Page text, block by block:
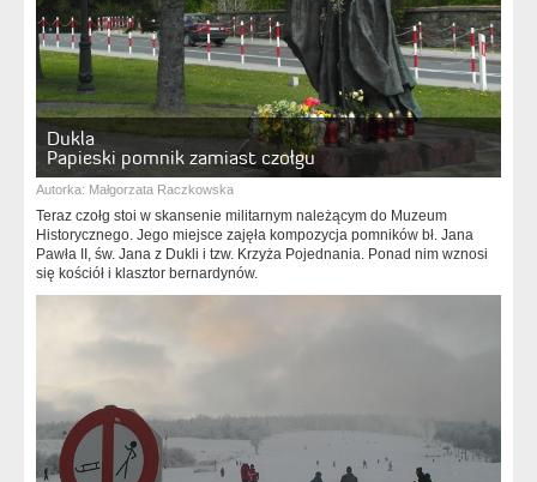
Dukla
Papieski pomnik zamiast czołgu
Autorka: Małgorzata Raczkowska
Teraz czołg stoi w skansenie militarnym należącym do Muzeum
Historycznego. Jego miejsce zajęła kompozycja pomników bł. Jana
Pawła II, św. Jana z Dukli i tzw. Krzyża Pojednania. Ponad nim wznosi
się kościół i klasztor bernardynów.